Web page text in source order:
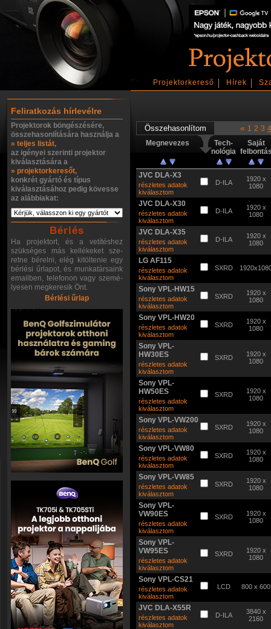
Projektorkereső Hírek
Feliratkozás hírlevélre
Projektorok böngészésére,
összehasonlítására használja a
» teljes listát,
az igényei szerinti projektor
kiválasztására a
» projektorkeresőt,
konkrét gyártó és típus
kiválasztásához pedig kövesse
az alábbiakat:
Bérlés
Ha projektort, és a vetítéshez
szükséges más kellékeket sze-
retne bérelni, elég kitöltenie egy
bérlési űrlapot, és munkatársaink
emailben, telefonon vagy szemé-
lyesen megkeresik Önt.
Bérlési űrlap
« 1 2 3 4
Megnevezes
Tech-
nológia
Saját
JVC DLA-X3
részletes adatok
kiválasztom
D-ILA
1920 x
1080
JVC DLA-X30
részletes adatok
kiválasztom
D-ILA
1920 x
1080
JVC DLA-X35
részletes adatok
kiválasztom
D-ILA
1920 x
1080
LG AF115
részletes adatok
kiválasztom
SXRD
Sony VPL-HW15
részletes adatok
kiválasztom
SXRD
1920 x
1080
Sony VPL-HW20
részletes adatok
kiválasztom
SXRD
1920 x
1080
Sony VPL-
HW30ES
részletes adatok
kiválasztom
SXRD
1920 x
1080
Sony VPL-
HW50ES
részletes adatok
kiválasztom
SXRD
1920 x
1080
Sony VPL-VW200
részletes adatok
kiválasztom
SXRD
1920 x
1080
Sony VPL-VW80
részletes adatok
kiválasztom
SXRD
1920 x
1080
Sony VPL-VW85
részletes adatok
kiválasztom
SXRD
1920 x
1080
Sony VPL-
VW90ES
részletes adatok
kiválasztom
SXRD
1920 x
1080
Sony VPL-
VW95ES
részletes adatok
kiválasztom
SXRD
1920 x
1080
Sony VPL-CS21
részletes adatok
kiválasztom
LCD 800 x 600
JVC DLA-X55R
részletes adatok
kiválasztom
D-ILA
3840 x
2160